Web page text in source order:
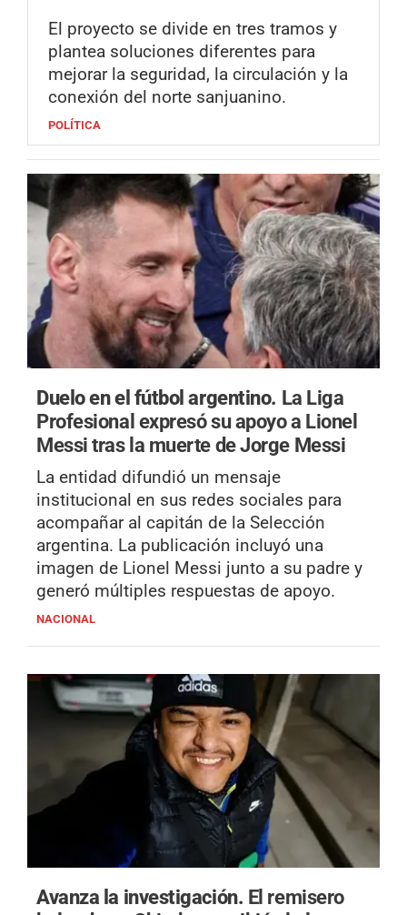
El proyecto se divide en tres tramos y
plantea soluciones diferentes para
mejorar la seguridad, la circulación y la
conexión del norte sanjuanino.
POLÍTICA
Duelo en el fútbol argentino. La Liga
Profesional expresó su apoyo a Lionel
Messi tras la muerte de Jorge Messi
La entidad difundió un mensaje
institucional en sus redes sociales para
acompañar al capitán de la Selección
argentina. La publicación incluyó una
imagen de Lionel Messi junto a su padre y
generó múltiples respuestas de apoyo.
NACIONAL
Avanza la investigación. El remisero